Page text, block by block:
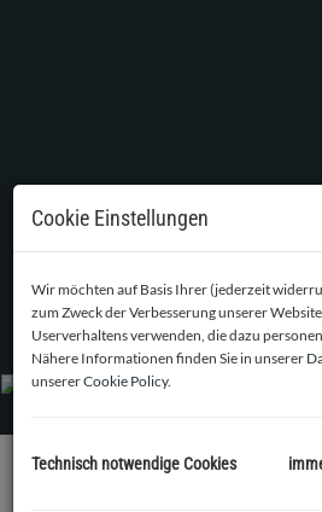
Gestaltungsbeispiel
Cookie Einstellungen
Wir möchten auf Basis Ihrer (jederzeit
zum Zweck der Verbesserung unserer
Userverhaltens verwenden, die dazu
Nähere Informationen finden Sie in unserer
unsererCookie Policy.
Technisch notwendige Cookies